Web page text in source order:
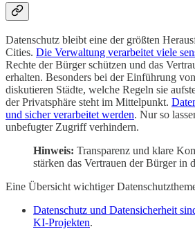
Datenschutz bleibt eine der größten
Cities. Die Verwaltung verarbeitet viele
Rechte der Bürger schützen und das
erhalten. Besonders bei der Einführung
diskutieren Städte, welche Regeln sie
der Privatsphäre steht im Mittelpunkt.
und sicher verarbeitet werden. Nur so
unbefugter Zugriff verhindern.
Hinweis: Transparenz und klare
stärken das Vertrauen der Bürger in
Eine Übersicht wichtiger
Datenschutz und Datensicherheit
KI-Projekten.